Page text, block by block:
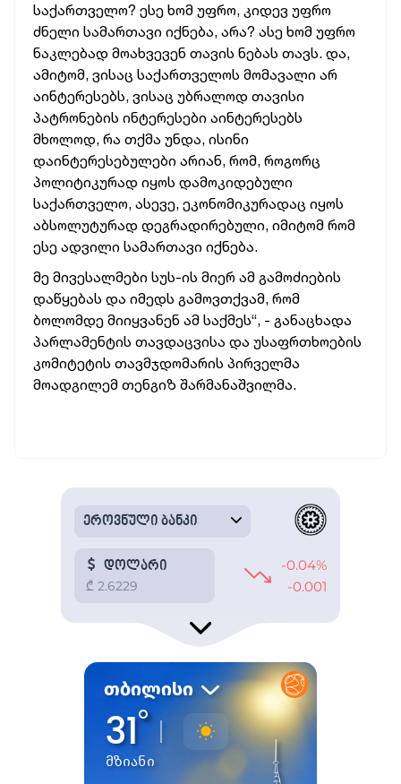
საქართველო? ესე ხომ უფრო, კიდევ უფრო
ძნელი სამართავი იქნება, არა? ასე ხომ უფრო
ნაკლებად მოახვევენ თავის ნებას თავს. და,
ამიტომ, ვისაც საქართველოს მომავალი არ
აინტერესებს, ვისაც უბრალოდ თავისი
პატრონების ინტერესები აინტერესებს
მხოლოდ, რა თქმა უნდა, ისინი
დაინტერესებულები არიან, რომ, როგორც
პოლიტიკურად იყოს დამოკიდებული
საქართველო, ასევე, ეკონომიკურადაც იყოს
აბსოლუტურად დეგრადირებული, იმიტომ რომ
ესე ადვილი სამართავი იქნება.
მე მივესალმები სუს-ის მიერ ამ გამოძიების
დაწყებას და იმედს გამოვთქვამ, რომ
ბოლომდე მიიყვანენ ამ საქმეს“, - განაცხადა
პარლამენტის თავდაცვისა და უსაფრთხოების
კომიტეტის თავმჯდომარის პირველმა
მოადგილემ თენგიზ შარმანაშვილმა.